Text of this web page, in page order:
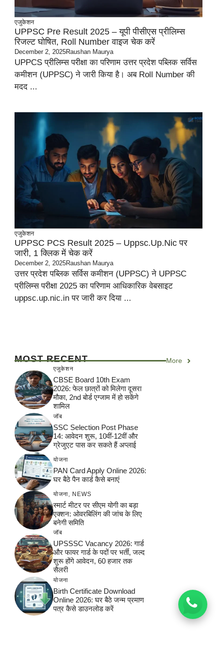
एजुकेशन
UPPSC Pre Result 2025 – यूपी पीसीएस प्रीलिम्स
रिजल्ट घोषित, Roll Number वाइज चेक करें
December 2, 2025Raushan Maurya
UPPCS प्रीलिम्स परीक्षा का परिणाम उत्तर प्रदेश पब्लिक सर्विस
कमीशन (UPPSC) ने जारी किया है। अब Roll Number की
मदद ...
एजुकेशन
UPPSC PCS Result 2025 – Uppsc.up.nic पर
जारी, 1 क्लिक में चेक करें
December 2, 2025Raushan Maurya
उत्तर प्रदेश पब्लिक सर्विस कमीशन (UPPSC) ने UPPSC
प्रीलिम्स परीक्षा 2025 का परिणाम आधिकारिक वेबसाइट
uppsc.up.nic.in पर जारी कर दिया ...
MOST RECENT More
एजुकेशन
CBSE Board 10th Exam
2026: फेल छात्रों को मिलेगा दूसरा
मौका, 2nd बोर्ड एग्जाम में हो सकेंगे
शामिल
जॉब
SSC Selection Post Phase
14: आवेदन शुरू, 10वीं-12वीं और
ग्रेजुएट पास कर सकते हैं अप्लाई
योजना
PAN Card Apply Online 2026:
घर बैठे पैन कार्ड कैसे बनाएं
योजना NEWS
स्मार्ट मीटर पर सीएम योगी का बड़ा
एक्शन: ओवरबिलिंग की जांच के लिए
बनेगी समिति
जॉब
UPSSSC Vacancy 2026: गार्ड
और फायर गार्ड के पदों पर भर्ती, जल्द
शुरू होंगे आवेदन, 60 हजार तक
सैलरी
योजना
Birth Certificate Download
Online 2026: घर बैठे जन्म प्रमाण
पत्र कैसे डाउनलोड करें